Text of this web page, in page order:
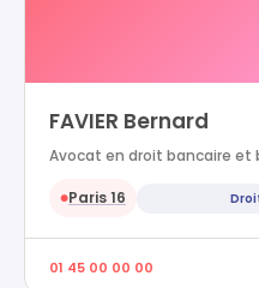
FAVIER Bernard
Avocat en droit bancaire et
●Paris 16
01 45 00 00 00